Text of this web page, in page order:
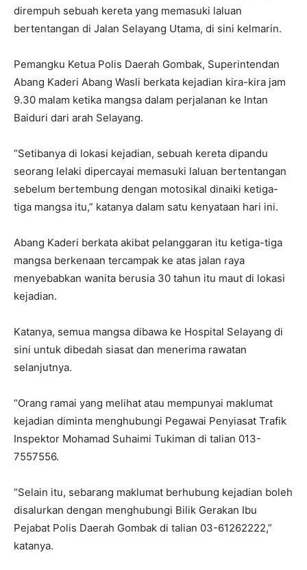
dirempuh sebuah kereta yang memasuki laluan
bertentangan di Jalan Selayang Utama, di sini kelmarin.
Pemangku Ketua Polis Daerah Gombak, Superintendan
Abang Kaderi Abang Wasli berkata kejadian kira-kira jam
9.30 malam ketika mangsa dalam perjalanan ke Intan
Baiduri dari arah Selayang.
“Setibanya di lokasi kejadian, sebuah kereta dipandu
seorang lelaki dipercayai memasuki laluan bertentangan
sebelum bertembung dengan motosikal dinaiki ketiga-
tiga mangsa itu,” katanya dalam satu kenyataan hari ini.
Abang Kaderi berkata akibat pelanggaran itu ketiga-tiga
mangsa berkenaan tercampak ke atas jalan raya
menyebabkan wanita berusia 30 tahun itu maut di lokasi
kejadian.
Katanya, semua mangsa dibawa ke Hospital Selayang di
sini untuk dibedah siasat dan menerima rawatan
selanjutnya.
“Orang ramai yang melihat atau mempunyai maklumat
kejadian diminta menghubungi Pegawai Penyiasat Trafik
Inspektor Mohamad Suhaimi Tukiman di talian 013-
7557556.
“Selain itu, sebarang maklumat berhubung kejadian boleh
disalurkan dengan menghubungi Bilik Gerakan Ibu
Pejabat Polis Daerah Gombak di talian 03-61262222,”
katanya.